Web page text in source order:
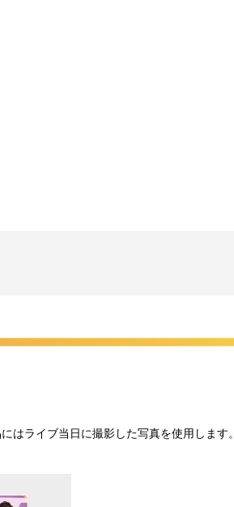
ライブ当日に撮影した写真を使用します。